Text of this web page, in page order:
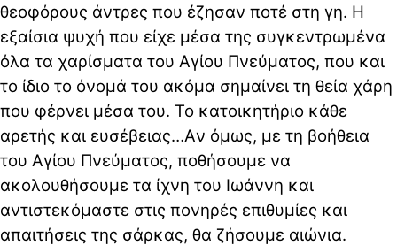
θεοφόρους άντρες που έζησαν ποτέ στη γη. Η
εξαίσια ψυχή που είχε μέσα της συγκεντρωμένα
όλα τα χαρίσματα του Αγίου Πνεύματος, που και
το ίδιο το όνομά του ακόμα σημαίνει τη θεία χάρη
που φέρνει μέσα του. Το κατοικητήριο κάθε
αρετής και ευσέβειας…Aν όμως, με τη βοήθεια
του Αγίου Πνεύματος, ποθήσουμε να
ακολουθήσουμε τα ίχνη του Ιωάννη και
αντιστεκόμαστε στις πονηρές επιθυμίες και
απαιτήσεις της σάρκας, θα ζήσουμε αιώνια.